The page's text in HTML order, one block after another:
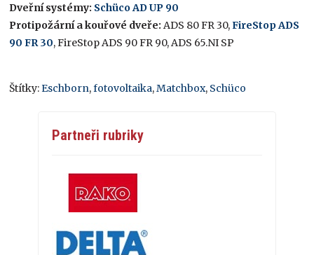
Dveřní systémy: Schüco AD UP 90
Protipožární a kouřové dveře: ADS 80 FR 30,FireStop ADS
90 FR 30, FireStop ADS 90 FR 90, ADS 65.NI SP
Štítky:Eschborn,fotovoltaika,Matchbox, Schüco
Partneři rubriky